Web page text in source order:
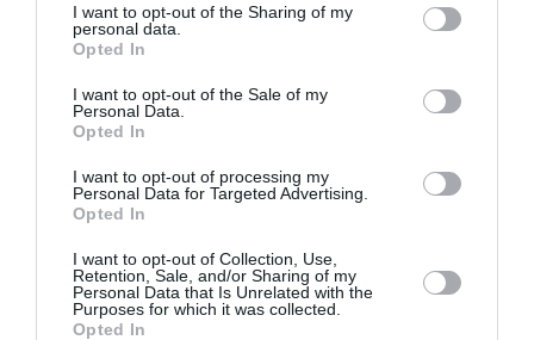
I want to opt-out of the Sharing of my
personal data.
Opted In
I want to opt-out of the Sale of my
Personal Data.
Opted In
I want to opt-out of processing my
Personal Data for Targeted Advertising.
Opted In
I want to opt-out of Collection, Use,
Retention, Sale, and/or Sharing of my
Personal Data that Is Unrelated with the
Purposes for which it was collected.
Opted In
ΛΟΥΚΙΑΝΟΣ ΚΗΛΑΗΔΟΝΗΣ ΣΥΝΑΥΛΙΕΣ 2025
Newsletter
Κάθε βδομάδα στο e-mail σας τα τελευταία νέα για
Ακολουθήστε το Culturenow.gr